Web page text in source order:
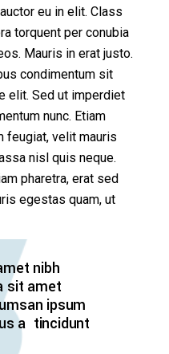
eu in elit. Class
torquent per conubia
Mauris in erat justo.
condimentum sit
elit. Sed ut imperdiet
nunc. Etiam
feugiat, velit mauris
nisl quis neque.
pharetra, erat sed
egestas quam, ut
nibh
sit amet
ipsum
a tincidunt